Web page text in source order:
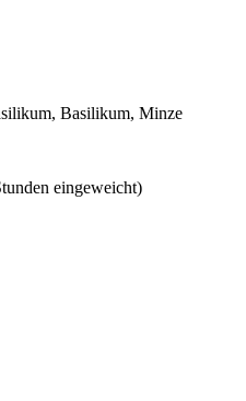
Basilikum, Minze
eingeweicht)